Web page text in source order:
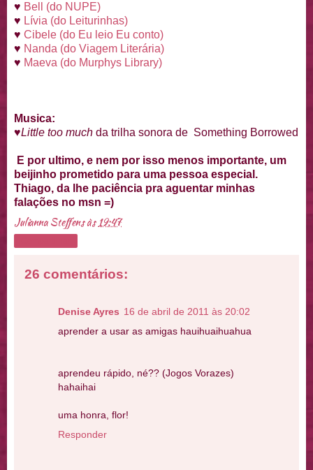
♥ Bell (do NUPE)
♥ Lívia (do Leiturinhas)
♥ Cibele (do Eu leio Eu conto)
♥ Nanda (do Viagem Literária)
♥ Maeva (do Murphys Library)
Musica:
♥Little too much da trilha sonora de Something Borrowed
E por ultimo, e nem por isso menos importante, um
beijinho prometido para uma pessoa especial.
Thiago, da lhe paciência pra aguentar minhas
falações no msn =)
Julianna Steffensàs 19:47
26 comentários:
Denise Ayres 16 de abril de 2011 às 20:02
aprender a usar as amigas hauihuaihuahua
aprendeu rápido, né?? (Jogos Vorazes)
hahaihai
uma honra, flor!
Responder